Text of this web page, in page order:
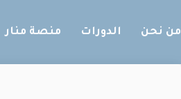
من نحن الدورات منصة منار